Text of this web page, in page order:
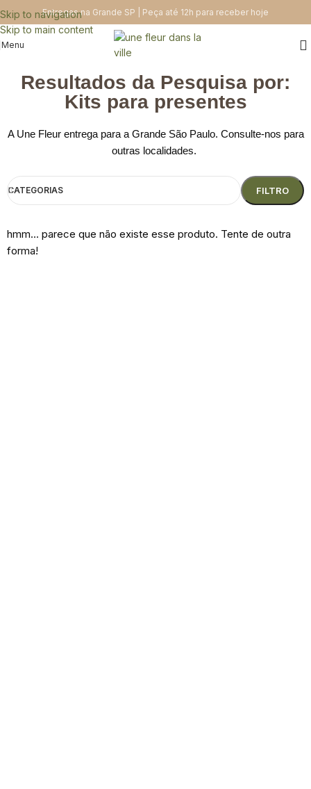
Skip to navigation
Skip to main content
Entregas na Grande SP | Peça até 12h para receber hoje
Menu
Resultados da Pesquisa por:
Kits para presentes
A Une Fleur entrega para a Grande São Paulo. Consulte-nos para
outras localidades.
CATEGORIAS FILTRO
hmm... parece que não existe esse produto. Tente de outra
forma!